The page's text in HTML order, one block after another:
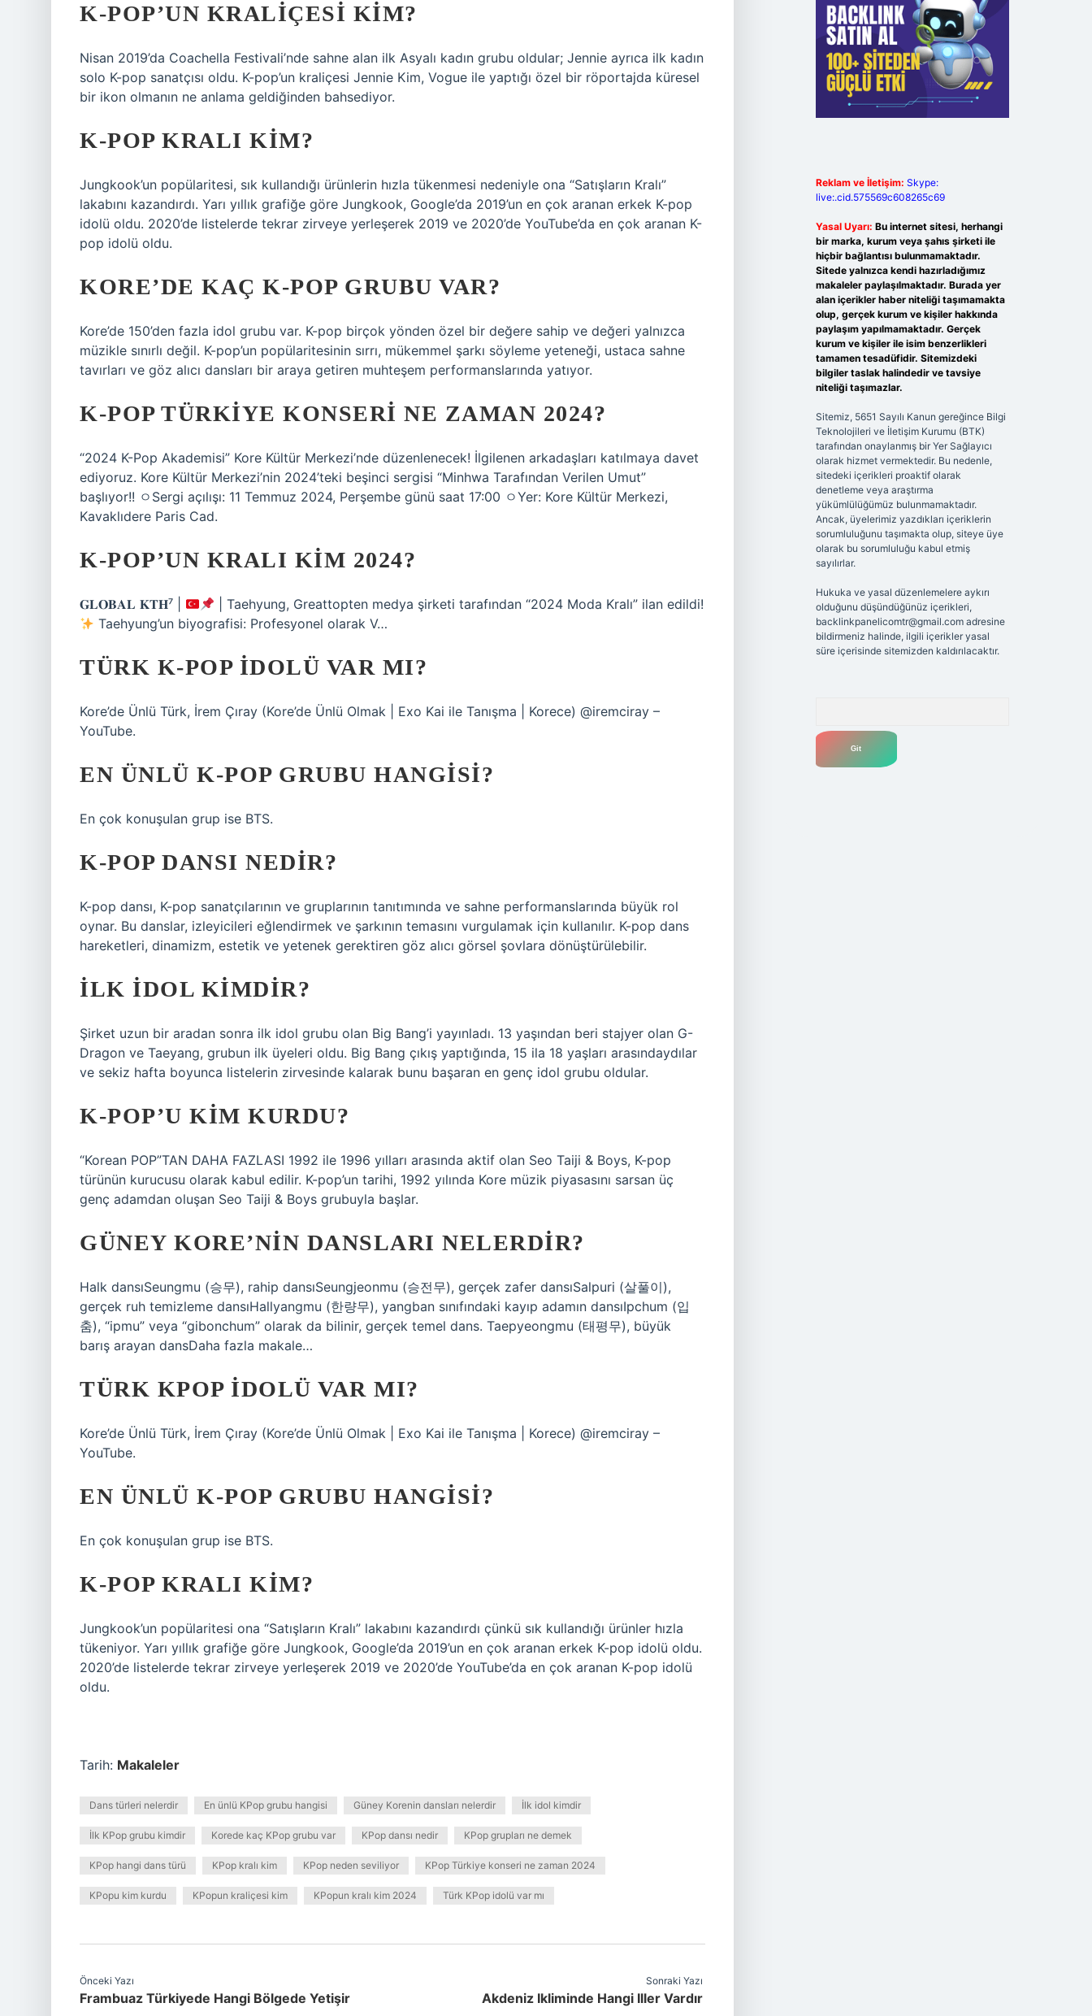
K-POP’UN KRALIÇESI KIM?
Nisan 2019’da Coachella Festivali’nde sahne alan ilk Asyalı kadın grubu oldular; Jennie ayrıca ilk kadın
solo K-pop sanatçısı oldu. K-pop’un kraliçesi Jennie Kim, Vogue ile yaptığı özel bir röportajda küresel
bir ikon olmanın ne anlama geldiğinden bahsediyor.
K-POP KRALI KIM?
Jungkook’un popülaritesi, sık kullandığı ürünlerin hızla tükenmesi nedeniyle ona “Satışların Kralı”
lakabını kazandırdı. Yarı yıllık grafiğe göre Jungkook, Google’da 2019’un en çok aranan erkek K-pop
idolü oldu. 2020’de listelerde tekrar zirveye yerleşerek 2019 ve 2020’de YouTube’da en çok aranan K-
pop idolü oldu.
KORE’DE KAÇ K-POP GRUBU VAR?
Kore’de 150’den fazla idol grubu var. K-pop birçok yönden özel bir değere sahip ve değeri yalnızca
müzikle sınırlı değil. K-pop’un popülaritesinin sırrı, mükemmel şarkı söyleme yeteneği, ustaca sahne
tavırları ve göz alıcı dansları bir araya getiren muhteşem performanslarında yatıyor.
K-POP TÜRKIYE KONSERI NE ZAMAN 2024?
“2024 K-Pop Akademisi” Kore Kültür Merkezi’nde düzenlenecek! İlgilenen arkadaşları katılmaya davet
ediyoruz. Kore Kültür Merkezi’nin 2024’teki beşinci sergisi “Minhwa Tarafından Verilen Umut”
başlıyor!! ㅇSergi açılışı: 11 Temmuz 2024, Perşembe günü saat 17:00 ㅇYer: Kore Kültür Merkezi,
Kavaklıdere Paris Cad.
K-POP’UN KRALI KIM 2024?
𝐆𝐋𝐎𝐁𝐀𝐋 𝐊𝐓𝐇⁷ |
| Taehyung, Greattopten medya şirketi tarafından “2024 Moda Kralı” ilan edildi!
Taehyung’un biyografisi: Profesyonel olarak V…
TÜRK K-POP IDOLÜ VAR MI?
Kore’de Ünlü Türk, İrem Çıray (Kore’de Ünlü Olmak | Exo Kai ile Tanışma | Korece) @iremciray –
YouTube.
EN ÜNLÜ K-POP GRUBU HANGISI?
En çok konuşulan grup ise BTS.
K-POP DANSI NEDIR?
K-pop dansı, K-pop sanatçılarının ve gruplarının tanıtımında ve sahne performanslarında büyük rol
oynar. Bu danslar, izleyicileri eğlendirmek ve şarkının temasını vurgulamak için kullanılır. K-pop dans
hareketleri, dinamizm, estetik ve yetenek gerektiren göz alıcı görsel şovlara dönüştürülebilir.
İLK IDOL KIMDIR?
Şirket uzun bir aradan sonra ilk idol grubu olan Big Bang’i yayınladı. 13 yaşından beri stajyer olan G-
Dragon ve Taeyang, grubun ilk üyeleri oldu. Big Bang çıkış yaptığında, 15 ila 18 yaşları arasındaydılar
ve sekiz hafta boyunca listelerin zirvesinde kalarak bunu başaran en genç idol grubu oldular.
K-POP’U KIM KURDU?
“Korean POP”TAN DAHA FAZLASI 1992 ile 1996 yılları arasında aktif olan Seo Taiji & Boys, K-pop
türünün kurucusu olarak kabul edilir. K-pop’un tarihi, 1992 yılında Kore müzik piyasasını sarsan üç
genç adamdan oluşan Seo Taiji & Boys grubuyla başlar.
GÜNEY KORE’NIN DANSLARI NELERDIR?
Halk dansıSeungmu (승무), rahip dansıSeungjeonmu (승전무), gerçek zafer dansıSalpuri (살풀이),
gerçek ruh temizleme dansıHallyangmu (한량무), yangban sınıfındaki kayıp adamın dansıIpchum (입
춤), “ipmu” veya “gibonchum” olarak da bilinir, gerçek temel dans. Taepyeongmu (태평무), büyük
barış arayan dansDaha fazla makale…
TÜRK KPOP IDOLÜ VAR MI?
Kore’de Ünlü Türk, İrem Çıray (Kore’de Ünlü Olmak | Exo Kai ile Tanışma | Korece) @iremciray –
YouTube.
EN ÜNLÜ K-POP GRUBU HANGISI?
En çok konuşulan grup ise BTS.
K-POP KRALI KIM?
Jungkook’un popülaritesi ona “Satışların Kralı” lakabını kazandırdı çünkü sık kullandığı ürünler hızla
tükeniyor. Yarı yıllık grafiğe göre Jungkook, Google’da 2019’un en çok aranan erkek K-pop idolü oldu.
2020’de listelerde tekrar zirveye yerleşerek 2019 ve 2020’de YouTube’da en çok aranan K-pop idolü
oldu.
Tarih: Makaleler
Dans türleri nelerdir En ünlü KPop grubu hangisi Güney Korenin dansları nelerdir İlk idol kimdir
İlk KPop grubu kimdir Korede kaç KPop grubu var KPop dansı nedir KPop grupları ne demek
KPop hangi dans türü KPop kralı kim KPop neden seviliyor KPop Türkiye konseri ne zaman 2024
KPopu kim kurdu KPopun kraliçesi kim KPopun kralı kim 2024 Türk KPop idolü var mı
Önceki Yazı
Frambuaz Türkiyede Hangi Bölgede Yetişir
Sonraki Yazı
Akdeniz Ikliminde Hangi Iller Vardır
Reklam ve İletişim: Skype:
live:.cid.575569c608265c69
Yasal Uyarı: Bu internet sitesi, herhangi
bir marka, kurum veya şahıs şirketi ile
hiçbir bağlantısı bulunmamaktadır.
Sitede yalnızca kendi hazırladığımız
makaleler paylaşılmaktadır. Burada yer
alan içerikler haber niteliği taşımamakta
olup, gerçek kurum ve kişiler hakkında
paylaşım yapılmamaktadır. Gerçek
kurum ve kişiler ile isim benzerlikleri
tamamen tesadüfidir. Sitemizdeki
bilgiler taslak halindedir ve tavsiye
niteliği taşımazlar.
Sitemiz, 5651 Sayılı Kanun gereğince Bilgi
Teknolojileri ve İletişim Kurumu (BTK)
tarafından onaylanmış bir Yer Sağlayıcı
olarak hizmet vermektedir. Bu nedenle,
sitedeki içerikleri proaktif olarak
denetleme veya araştırma
yükümlülüğümüz bulunmamaktadır.
Ancak, üyelerimiz yazdıkları içeriklerin
sorumluluğunu taşımakta olup, siteye üye
olarak bu sorumluluğu kabul etmiş
sayılırlar.
Hukuka ve yasal düzenlemelere aykırı
olduğunu düşündüğünüz içerikleri,
backlinkpanelicomtr@gmail.comadresine
bildirmeniz halinde, ilgili içerikler yasal
süre içerisinde sitemizden kaldırılacaktır.